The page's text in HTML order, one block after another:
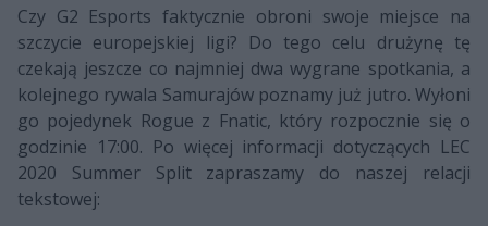
Czy G2 Esports faktycznie obroni swoje miejsce na
szczycie europejskiej ligi? Do tego celu drużynę tę
czekają jeszcze co najmniej dwa wygrane spotkania, a
kolejnego rywala Samurajów poznamy już jutro. Wyłoni
go pojedynek Rogue z Fnatic, który rozpocznie się o
godzinie 17:00. Po więcej informacji dotyczących LEC
2020 Summer Split zapraszamy do naszej relacji
tekstowej: